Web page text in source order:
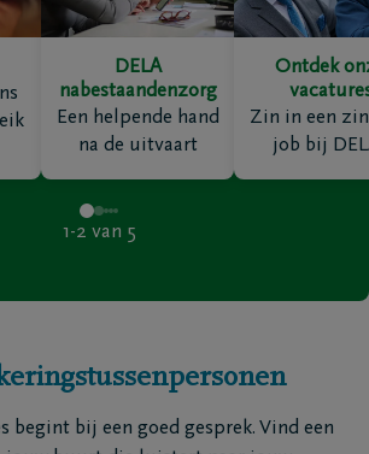
DELA
nabestaandenzorg
Een helpende hand
na de uitvaart
Ontdek
Zin in een
job bij
1-2 van 5
begint bij een goed gesprek. Vind een